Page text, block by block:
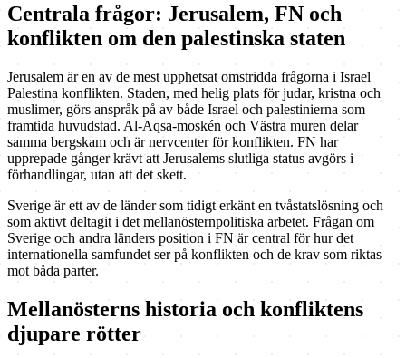
Centrala frågor: Jerusalem, FN och
konflikten om den palestinska staten
Jerusalem är en av de mest upphetsat omstridda frågorna i Israel
Palestina konflikten. Staden, med helig plats för judar, kristna och
muslimer, görs anspråk på av både Israel och palestinierna som
framtida huvudstad. Al-Aqsa-moskén och Västra muren delar
samma bergskam och är nervcenter för konflikten. FN har
upprepade gånger krävt att Jerusalems slutliga status avgörs i
förhandlingar, utan att det skett.
Sverige är ett av de länder som tidigt erkänt en tvåstatslösning och
som aktivt deltagit i det mellanösternpolitiska arbetet. Frågan om
Sverige och andra länders position i FN är central för hur det
internationella samfundet ser på konflikten och de krav som riktas
mot båda parter.
Mellanösterns historia och konfliktens
djupare rötter